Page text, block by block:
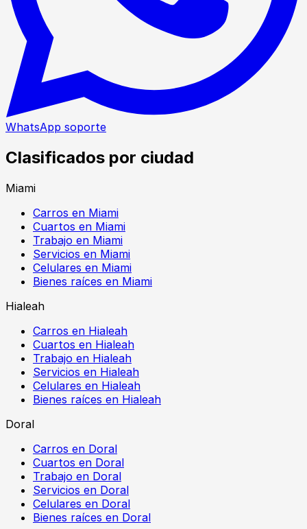
WhatsApp soporte
Clasificados por ciudad
Miami
Carros en Miami
Cuartos en Miami
Trabajo en Miami
Servicios en Miami
Celulares en Miami
Bienes raíces en Miami
Hialeah
Carros en Hialeah
Cuartos en Hialeah
Trabajo en Hialeah
Servicios en Hialeah
Celulares en Hialeah
Bienes raíces en Hialeah
Doral
Carros en Doral
Cuartos en Doral
Trabajo en Doral
Servicios en Doral
Celulares en Doral
Bienes raíces en Doral